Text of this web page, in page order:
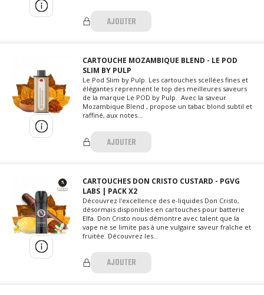
AJOUTER
CARTOUCHE MOZAMBIQUE BLEND - LE POD
SLIM BY PULP
Le Pod Slim by Pulp. Les cartouches scellées fines et
élégantes reprennent le top des meilleures saveurs
de la marque Le POD by Pulp. Avec la saveur
Mozambique Blend , propose un tabac blond subtil et
raffiné, aux notes...
AJOUTER
CARTOUCHES DON CRISTO CUSTARD - PGVG
LABS | PACK X2
Découvrez l'excellence des e-liquides Don Cristo,
désormais disponibles en cartouches pour batterie
Elfa. Don Cristo nous démontre avec talent que la
vape ne se limite pas à une vulgaire saveur fraîche et
fruitée. Découvrez les...
AJOUTER